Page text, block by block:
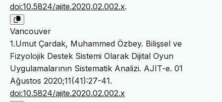
doi:10.5824/ajite.2020.02.002.x.
Vancouver
1.Umut Çardak, Muhammed Özbey. Bilişsel ve
Fizyolojik Destek Sistemi Olarak Dijital Oyun
Uygulamalarının Sistematik Analizi. AJIT-e. 01
Ağustos 2020;11(41):27-41.
doi:10.5824/ajite.2020.02.002.x